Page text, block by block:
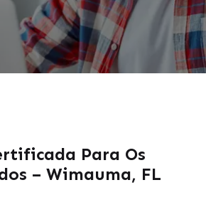
Para Os
– Wimauma, FL